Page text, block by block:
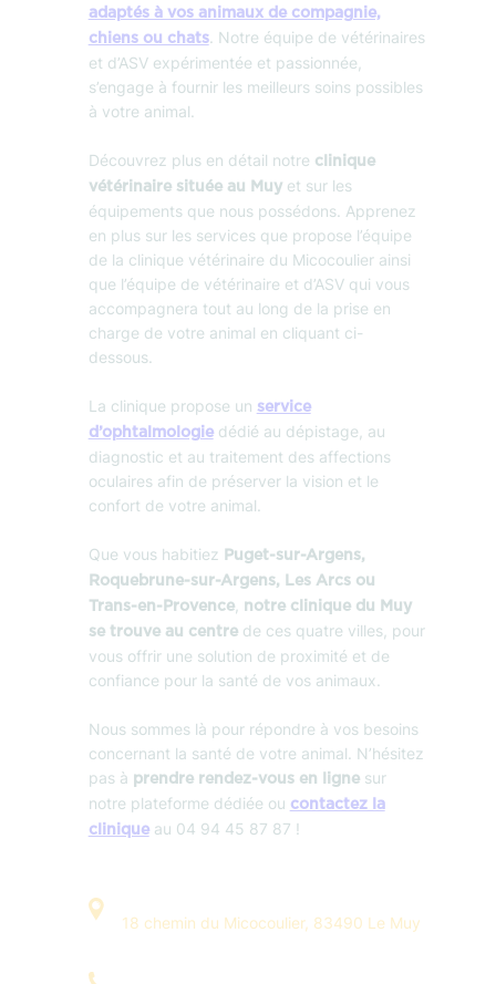
adaptés à vos animaux de compagnie,
chiens ou chats. Notre équipe de vétérinaires
et d’ASV expérimentée et passionnée,
s’engage à fournir les meilleurs soins possibles
à votre animal.
Découvrez plus en détail notre clinique
vétérinaire située au Muy et sur les
équipements que nous possédons. Apprenez
en plus sur les services que propose l’équipe
de la clinique vétérinaire du Micocoulier ainsi
que l’équipe de vétérinaire et d’ASV qui vous
accompagnera tout au long de la prise en
charge de votre animal en cliquant ci-
dessous.
La clinique propose un service
d’ophtalmologiedédié au dépistage, au
diagnostic et au traitement des affections
oculaires afin de préserver la vision et le
confort de votre animal.
Que vous habitiez
Puget-sur-Argens,
Roquebrune-sur-Argens, Les Arcs ou
Trans-en-Provence,
notre clinique du Muy
se trouve au centrede ces quatre villes, pour
vous offrir une solution de proximité et de
confiance pour la santé de vos animaux.
Nous sommes là pour répondre à vos besoins
concernant la santé de votre animal. N’hésitez
pas à prendre rendez-vous en lignesur
notre plateforme dédiée ou contactez la
cliniqueau 04 94 45 87 87 !
18 chemin du Micocoulier, 83490 Le Muy